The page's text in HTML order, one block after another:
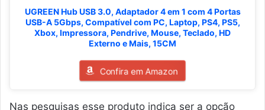
UGREEN Hub USB 3.0, Adaptador 4 em 1 com 4 Portas
USB-A 5Gbps, Compatível com PC, Laptop, PS4, PS5,
Xbox, Impressora, Pendrive, Mouse, Teclado, HD
Externo e Mais, 15CM
Confira em Amazon
Nas pesquisas esse produto indica ser a opção